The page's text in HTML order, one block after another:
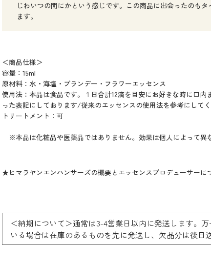
じわいつの間にかという感じです。この商品に出会ったのも
ます。
＜商品仕様＞
容量：15ml
原材料：水・海塩・ブランデー・フラワーエッセンス
使用法：本品は食品です。１日合計12滴を目安にお好きな時に口
った表記にしております/従来のエッセンスの使用法を参考にしてく
トリートメント：可
※本品は化粧品や医薬品ではありません。効果は個人によって異
★ヒマラヤンエンハンサーズの概要とエッセンスプロデューサーに
＜納期について＞通常は3-4営業日以内に発送します。
いる場合は在庫のあるものを先に発送し、欠品分は